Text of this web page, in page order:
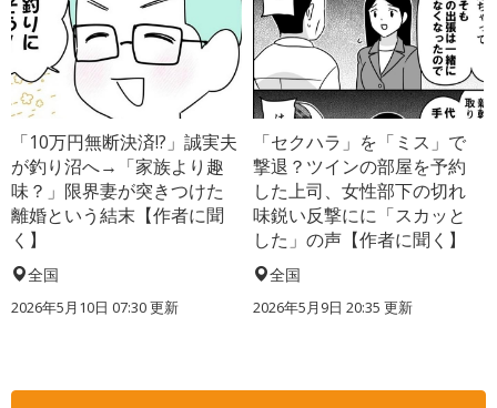
「10万円無断決済!?」誠実夫
が釣り沼へ→「家族より趣
味？」限界妻が突きつけた
離婚という結末【作者に聞
く】
全国
2026年5月10日 07:30 更新
「セクハラ」を「ミス」で
撃退？ツインの部屋を予約
した上司、女性部下の切れ
味鋭い反撃にに「スカッと
した」の声【作者に聞く】
全国
2026年5月9日 20:35 更新